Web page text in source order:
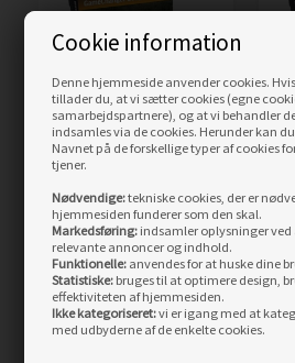
Cookie information
Denne hjemmeside anvender cookies.
tillader du, at vi sætter cookies (egne
samarbejdspartnere), og at vi behandler
indsamles via de cookies. Herunder kan
Navnet på de forskellige typer af cookies
tjener.
Nødvendige:tekniske cookies, der er
hjemmesiden funderer som den skal.
Markedsføring: indsamler oplysninger ved
relevante annoncer og indhold.
Funktionelle: anvendes for at huske dine
Statistiske: bruges til at optimere design,
effektiviteten af hjemmesiden.
Ikke kategoriseret:vi er igang med at
med udbyderne af de enkelte cookies.
RIO Elite Mini Max
GameChanger Shooting
Head
699,00 DKK
LÆS MERE
ANDRE KØBTE OGSÅ